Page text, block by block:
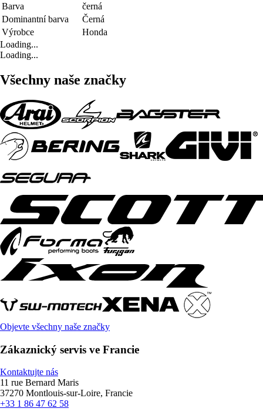
Barva
černá
Dominantní barva
Černá
Výrobce
Honda
Loading...
Loading...
Všechny naše značky
Objevte všechny naše značky
Zákaznický servis ve Francie
Kontaktujte nás
11 rue Bernard Maris
37270 Montlouis-sur-Loire, Francie
+33 1 86 47 62 58